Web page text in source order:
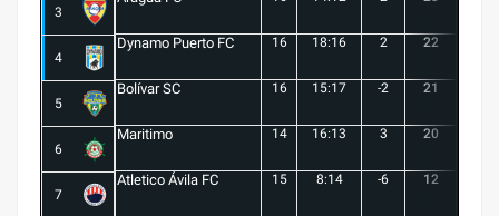
3
4
Dynamo Puerto FC 16 18:16 2 22
5
Bolívar SC 16 15:17 -2 21
6
Maritimo 14 16:13 3 20
7
Atletico Ávila FC 15 8:14 -6 12